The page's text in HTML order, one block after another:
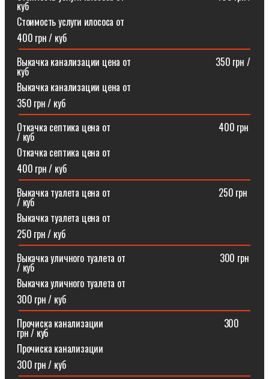
куб
Стоимость услуги илососа от
400 грн / куб
Выкачка канализации цена от⠀⠀⠀⠀⠀⠀⠀⠀⠀⠀⠀⠀350 грн /
куб
Выкачка канализации цена от
350 грн / куб
Откачка септика цена от ⠀⠀⠀⠀⠀⠀⠀⠀⠀⠀⠀⠀⠀⠀⠀400 грн
/ куб
Откачка септика цена от
400 грн / куб
Выкачка туалета цена от ⠀⠀⠀⠀⠀⠀⠀⠀⠀⠀⠀⠀⠀⠀⠀250 грн
/ куб
Выкачка туалета цена от
250 грн / куб
Выкачка уличного туалета от ⠀⠀⠀⠀⠀⠀⠀⠀⠀⠀⠀⠀⠀300 грн
/ куб
Выкачка уличного туалета от
300 грн / куб
Прочиска канализации⠀⠀⠀⠀⠀⠀⠀⠀⠀⠀⠀⠀⠀⠀⠀⠀⠀300
грн / куб
Прочиска канализации
300 грн / куб